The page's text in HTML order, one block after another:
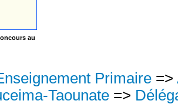
au
Primaire =>
Taounate =>